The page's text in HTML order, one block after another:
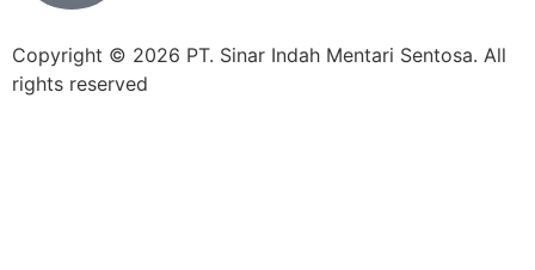
Copyright © 2026 PT. Sinar Indah Mentari Sentosa. All
rights reserved